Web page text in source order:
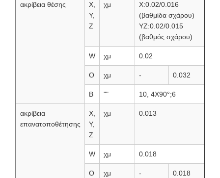
ακρίβεια θέσης
Χ,
Υ,
Ζ
χμ
Χ:0.02/0.016
(βαθμίδα σχάρου)
YZ:0.02/0.015
(βαθμός σχάρου)
W χμ 0.02
Ο χμ - 0.032
Β "" 10, 4X90°;6
ακρίβεια
επανατοποθέτησης
Χ,
Υ,
Ζ
χμ 0.013
W χμ 0.018
Ο χμ - 0.018